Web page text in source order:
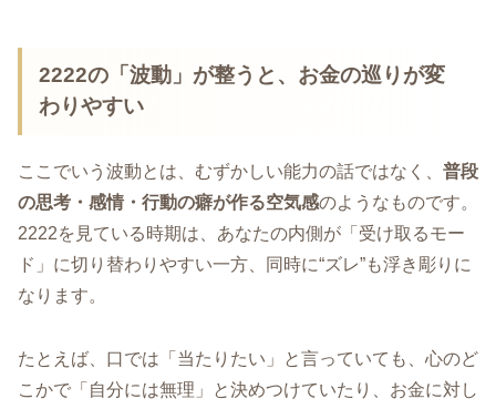
2222の「波動」が整うと、お金の巡りが変
わりやすい
ここでいう波動とは、むずかしい能力の話ではなく、 普段
の思考・感情・行動の癖が作る空気感のようなものです。
2222を見ている時期は、あなたの内側が「受け取るモー
ド」に切り替わりやすい一方、同時に“ズレ”も浮き彫りに
なります。
たとえば、口では「当たりたい」と言っていても、心のど
こかで「自分には無理」と決めつけていたり、お金に対し